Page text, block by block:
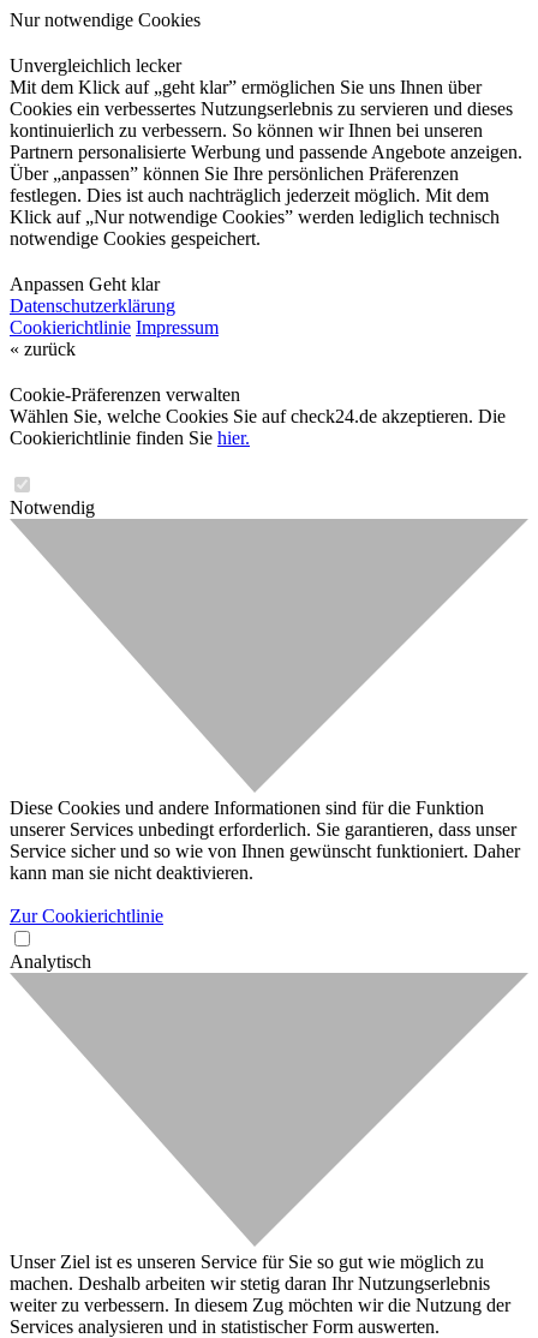
Nur notwendige Cookies
Unvergleichlich lecker
Mit dem Klick auf „geht klar” ermöglichen Sie uns Ihnen über
Cookies ein verbessertes Nutzungserlebnis zu servieren und dieses
kontinuierlich zu verbessern. So können wir Ihnen bei unseren
Partnern personalisierte Werbung und passende Angebote anzeigen.
Über „anpassen” können Sie Ihre persönlichen Präferenzen
festlegen. Dies ist auch nachträglich jederzeit möglich. Mit dem
Klick auf „Nur notwendige Cookies” werden lediglich technisch
notwendige Cookies gespeichert.
Anpassen Geht klar
Datenschutzerklärung
Cookierichtlinie Impressum
« zurück
Cookie-Präferenzen verwalten
Wählen Sie, welche Cookies Sie auf check24.de akzeptieren. Die
Cookierichtlinie finden Sie hier.
Notwendig
Diese Cookies und andere Informationen sind für die Funktion
unserer Services unbedingt erforderlich. Sie garantieren, dass unser
Service sicher und so wie von Ihnen gewünscht funktioniert. Daher
kann man sie nicht deaktivieren.
Zur Cookierichtlinie
Analytisch
Unser Ziel ist es unseren Service für Sie so gut wie möglich zu
machen. Deshalb arbeiten wir stetig daran Ihr Nutzungserlebnis
weiter zu verbessern. In diesem Zug möchten wir die Nutzung der
Services analysieren und in statistischer Form auswerten.